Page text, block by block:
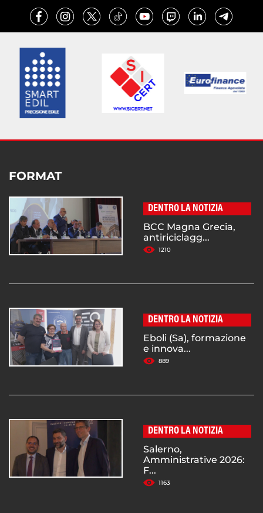
FORMAT
DENTRO LA NOTIZIA
BCC Magna Grecia,
antiriciclagg...
1210
DENTRO LA NOTIZIA
Eboli (Sa), formazione
e innova...
889
DENTRO LA NOTIZIA
Salerno,
Amministrative 2026:
F...
1163